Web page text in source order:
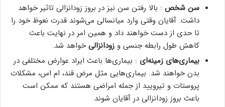
سن شخص : بالا رفتن سن نیز در بروز زودانزالی تاثیر خواهد
داشت. آقایان وقتی وارد میانسالی می‌شوند قدرت نعوظ خود را
تا حدی از دست خواهند داد و همین امر در نهایت باعث
کاهش طول رابطه جنسی و زودانزالیخواهد شد.
بیماری‌های زمینه‌ای : بیماری‌ها باعث ایراد عوارض مختلفی در
بدن خواهند شد. بیماری‌هایی مثل مرض قند، ام اس، مشکلات
پروستات و تیرویید از جمله امراضی هستند که ممکن است
باعث بروز زودانزالی در آقایان شوند.